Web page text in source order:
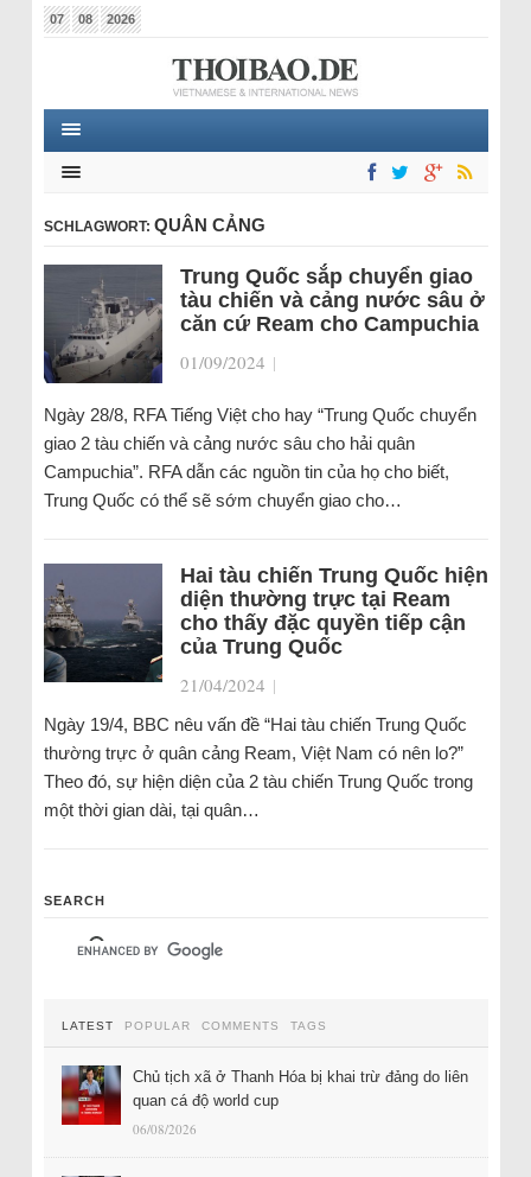
07 08 2026
SCHLAGWORT: QUÂN CẢNG
Trung Quốc sắp chuyển giao
tàu chiến và cảng nước sâu ở
căn cứ Ream cho Campuchia
01/09/2024 |
Ngày 28/8, RFA Tiếng Việt cho hay “Trung Quốc chuyển
giao 2 tàu chiến và cảng nước sâu cho hải quân
Campuchia”. RFA dẫn các nguồn tin của họ cho biết,
Trung Quốc có thể sẽ sớm chuyển giao cho…
Hai tàu chiến Trung Quốc hiện
diện thường trực tại Ream
cho thấy đặc quyền tiếp cận
của Trung Quốc
21/04/2024 |
Ngày 19/4, BBC nêu vấn đề “Hai tàu chiến Trung Quốc
thường trực ở quân cảng Ream, Việt Nam có nên lo?”
Theo đó, sự hiện diện của 2 tàu chiến Trung Quốc trong
một thời gian dài, tại quân…
SEARCH
LATEST POPULAR COMMENTS TAGS
Chủ tịch xã ở Thanh Hóa bị khai trừ đảng do liên
quan cá độ world cup
06/08/2026